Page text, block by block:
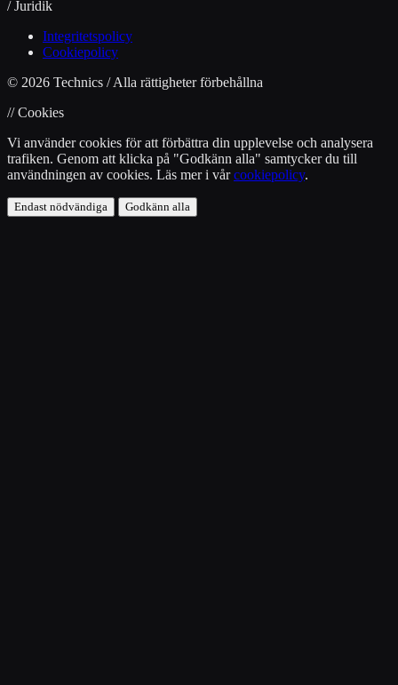
/ Juridik
Integritetspolicy
Cookiepolicy
© 2026 Technics / Alla rättigheter förbehållna
// Cookies
Vi använder cookies för att förbättra din upplevelse och analysera
trafiken. Genom att klicka på "Godkänn alla" samtycker du till
användningen av cookies. Läs mer i vårcookiepolicy.
Endast nödvändiga Godkänn alla